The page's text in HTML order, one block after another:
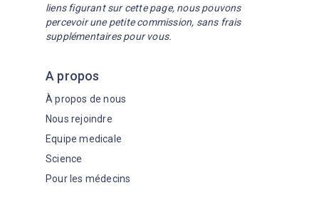
A propos
liens figurant sur cette page, nous pouvons
percevoir une petite commission, sans frais
supplémentaires pour vous.
Nous rejoindre
Equipe medicale
Science
Pour les médecins
À propos de nous